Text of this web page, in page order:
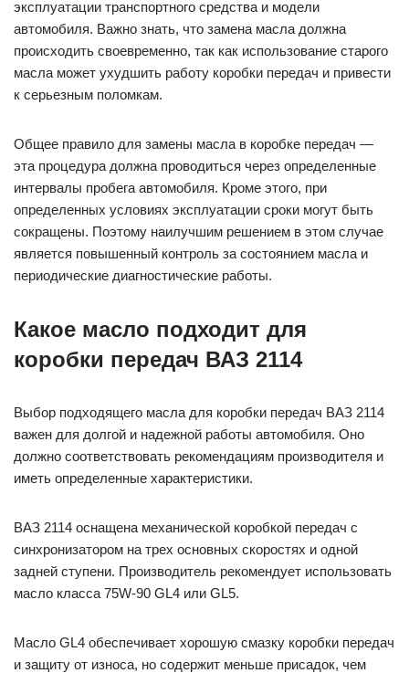
эксплуатации транспортного средства и модели
автомобиля. Важно знать, что замена масла должна
происходить своевременно, так как использование старого
масла может ухудшить работу коробки передач и привести
к серьезным поломкам.
Общее правило для замены масла в коробке передач —
эта процедура должна проводиться через определенные
интервалы пробега автомобиля. Кроме этого, при
определенных условиях эксплуатации сроки могут быть
сокращены. Поэтому наилучшим решением в этом случае
является повышенный контроль за состоянием масла и
периодические диагностические работы.
Какое масло подходит для
коробки передач ВАЗ 2114
Выбор подходящего масла для коробки передач ВАЗ 2114
важен для долгой и надежной работы автомобиля. Оно
должно соответствовать рекомендациям производителя и
иметь определенные характеристики.
ВАЗ 2114 оснащена механической коробкой передач с
синхронизатором на трех основных скоростях и одной
задней ступени. Производитель рекомендует использовать
масло класса 75W-90 GL4 или GL5.
Масло GL4 обеспечивает хорошую смазку коробки передач
и защиту от износа, но содержит меньше присадок, чем